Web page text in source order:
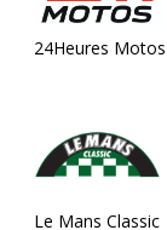
24Heures Motos
Le Mans Classic